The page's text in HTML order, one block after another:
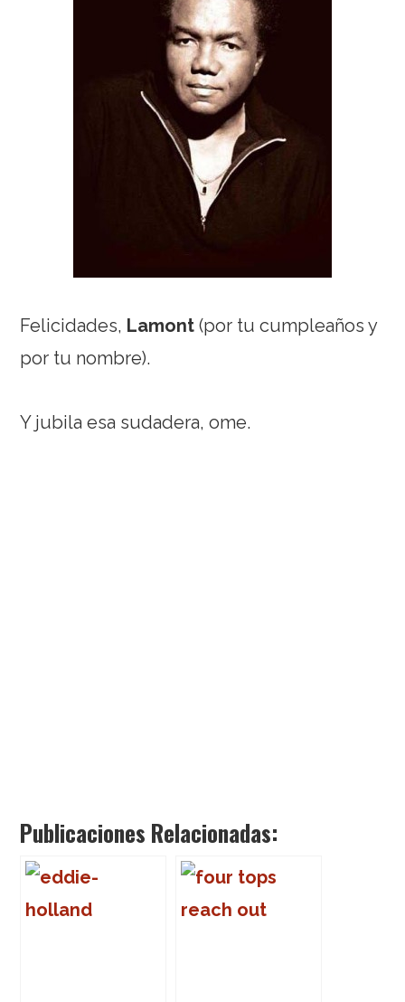
Felicidades, Lamont(por tu cumpleaños y
por tu nombre).
Y jubila esa sudadera, ome.
Publicaciones Relacionadas: